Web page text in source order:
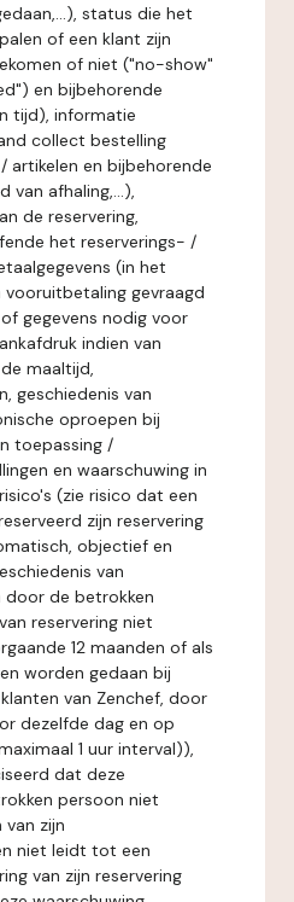
status die het
of een klant zijn
of niet ("no-show"
en bijbehorende
tijd), informatie
collect bestelling
en bijbehorende
van afhaling,...),
de reservering,
het reserverings- /
(in het
vooruitbetaling gevraagd
gegevens nodig voor
indien van
maaltijd,
geschiedenis van
oproepen bij
toepassing /
en waarschuwing in
(zie risico dat een
zijn reservering
objectief en
van
door de betrokken
reservering niet
12 maanden of als
worden gedaan bij
van Zenchef, door
dezelfde dag en op
1 uur interval)),
dat deze
persoon niet
zijn
niet leidt tot een
van zijn reservering